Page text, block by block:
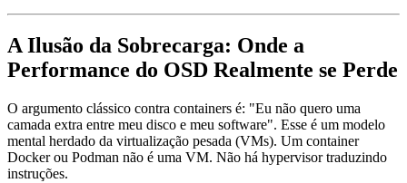
A Ilusão da Sobrecarga: Onde a
Performance do OSD Realmente se Perde
O argumento clássico contra containers é: "Eu não quero uma
camada extra entre meu disco e meu software". Esse é um modelo
mental herdado da virtualização pesada (VMs). Um container
Docker ou Podman não é uma VM. Não há hypervisor traduzindo
instruções.